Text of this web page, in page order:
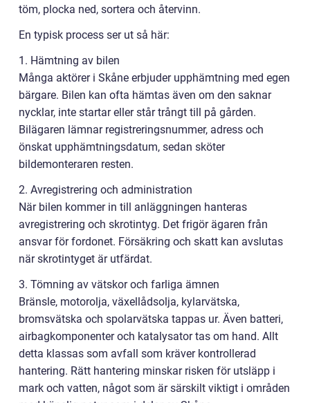
töm, plocka ned, sortera och återvinn.
En typisk process ser ut så här:
1. Hämtning av bilen
Många aktörer i Skåne erbjuder upphämtning med egen
bärgare. Bilen kan ofta hämtas även om den saknar
nycklar, inte startar eller står trångt till på gården.
Bilägaren lämnar registreringsnummer, adress och
önskat upphämtningsdatum, sedan sköter
bildemonteraren resten.
2. Avregistrering och administration
När bilen kommer in till anläggningen hanteras
avregistrering och skrotintyg. Det frigör ägaren från
ansvar för fordonet. Försäkring och skatt kan avslutas
när skrotintyget är utfärdat.
3. Tömning av vätskor och farliga ämnen
Bränsle, motorolja, växellådsolja, kylarvätska,
bromsvätska och spolarvätska tappas ur. Även batteri,
airbagkomponenter och katalysator tas om hand. Allt
detta klassas som avfall som kräver kontrollerad
hantering. Rätt hantering minskar risken för utsläpp i
mark och vatten, något som är särskilt viktigt i områden